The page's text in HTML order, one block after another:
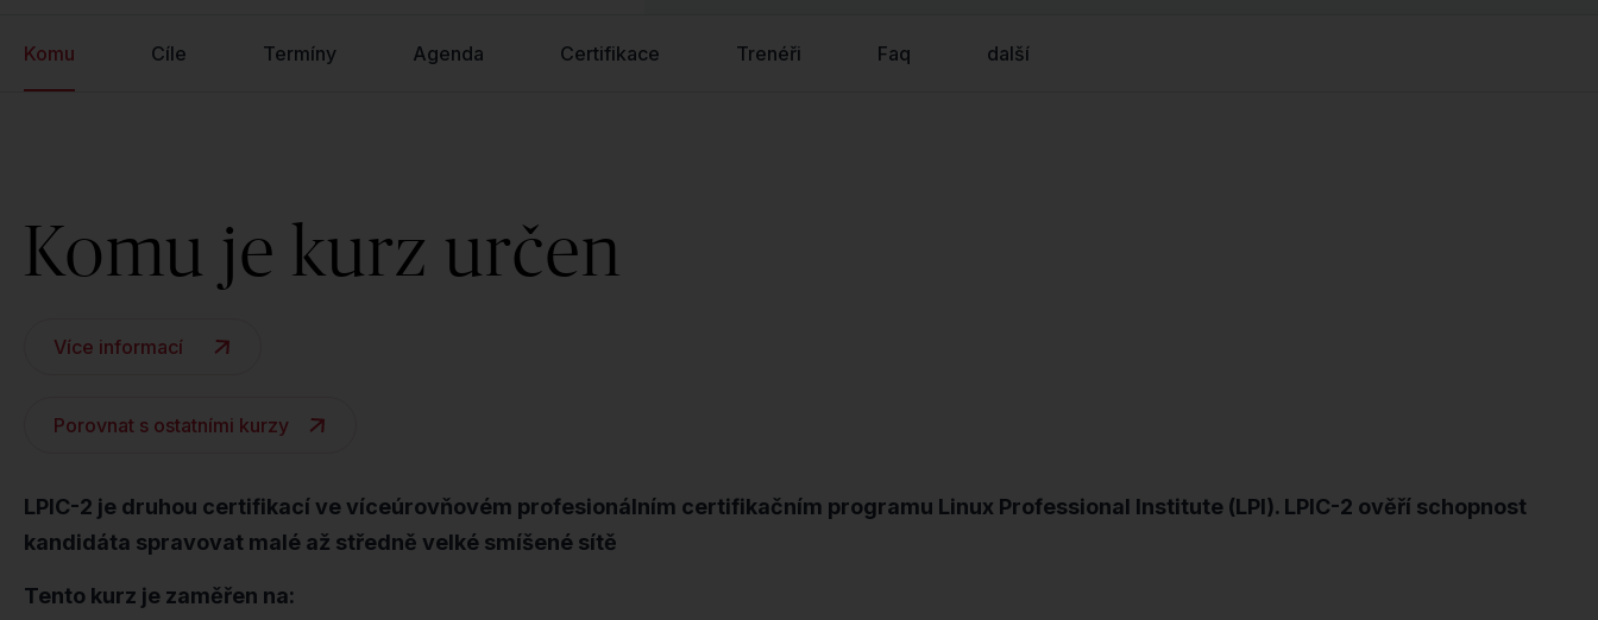
Komu Cíle Termíny Agenda Certifikace Trenéři Faq další
Komu je kurz určen
Více informací
Porovnat s ostatními kurzy
LPIC-2 je druhou certifikací ve víceúrovňovém profesionálním certifikačním programu Linux Professional Institute (LPI). LPIC-2 ověří schopnost
kandidáta spravovat malé až středně velké smíšené sítě
Tento kurz je zaměřen na: